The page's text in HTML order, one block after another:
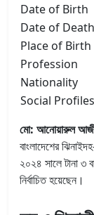
Date of Birth
Date of Death
Place of Birth
Profession
Nationality
Social Profiles
মো: আনোয়ারুল
বাংলাদেশের
২০২৪ সালে টানা ৩
নির্বাচিত হয়েছেন।